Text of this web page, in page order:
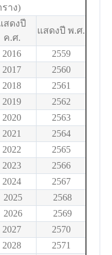
าง)
สดงปี
ค.ศ.
แสดงปี พ.ศ.
2016
2559
2017
2560
2018
2561
2019
2562
2020
2563
2021
2564
2022
2565
2023
2566
2024
2567
2025
2568
2026
2569
2027
2570
2028
2571